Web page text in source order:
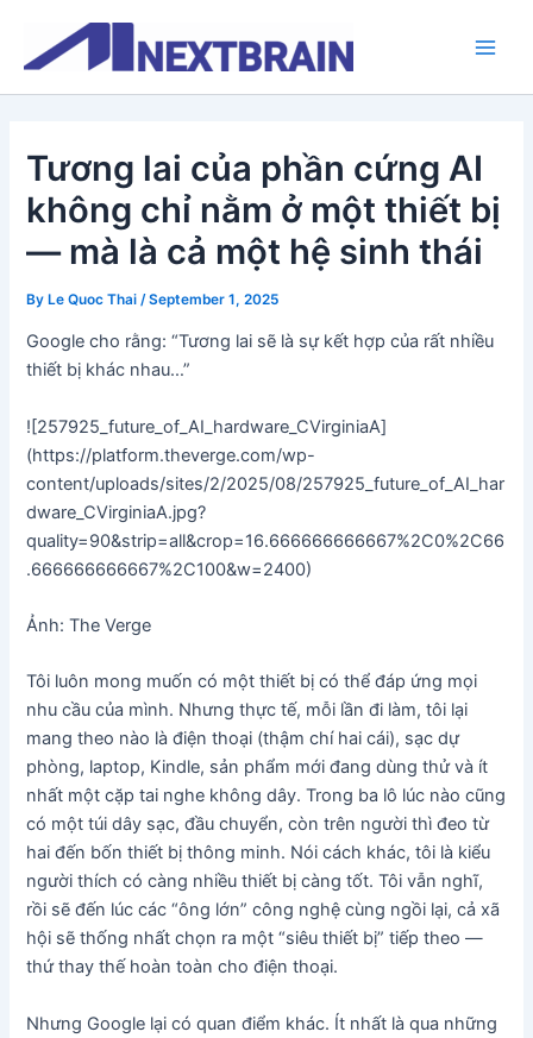
content
Tương lai của phần cứng AI
không chỉ nằm ở một thiết bị
— mà là cả một hệ sinh thái
ByLe Quoc Thai /September 1, 2025
Google cho rằng: “Tương lai sẽ là sự kết hợp của rất nhiều
thiết bị khác nhau…”
![257925_future_of_AI_hardware_CVirginiaA]
(https://platform.theverge.com/wp-
content/uploads/sites/2/2025/08/257925_future_of_AI_har
dware_CVirginiaA.jpg?
quality=90&strip=all&crop=16.666666666667%2C0%2C66
.666666666667%2C100&w=2400)
Ảnh: The Verge
Tôi luôn mong muốn có một thiết bị có thể đáp ứng mọi
nhu cầu của mình. Nhưng thực tế, mỗi lần đi làm, tôi lại
mang theo nào là điện thoại (thậm chí hai cái), sạc dự
phòng, laptop, Kindle, sản phẩm mới đang dùng thử và ít
nhất một cặp tai nghe không dây. Trong ba lô lúc nào cũng
có một túi dây sạc, đầu chuyển, còn trên người thì đeo từ
hai đến bốn thiết bị thông minh. Nói cách khác, tôi là kiểu
người thích có càng nhiều thiết bị càng tốt. Tôi vẫn nghĩ,
rồi sẽ đến lúc các “ông lớn” công nghệ cùng ngồi lại, cả xã
hội sẽ thống nhất chọn ra một “siêu thiết bị” tiếp theo —
thứ thay thế hoàn toàn cho điện thoại.
Nhưng Google lại có quan điểm khác. Ít nhất là qua những